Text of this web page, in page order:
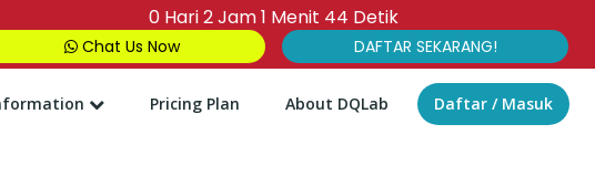
0 Hari2Jam1 Menit43 Detik
Chat Us Now DAFTAR SEKARANG!
Pricing Plan About DQLab Daftar / Masuk